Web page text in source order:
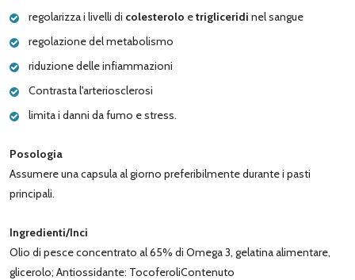
regolarizza i livelli di colesterolo etrigliceridi nel sangue
regolazione del metabolismo
riduzione delle infiammazioni
Contrasta l'arteriosclerosi
limita i danni da fumo e stress.
Posologia
Assumere una capsula al giorno preferibilmente durante i pasti
principali.
Ingredienti/Inci
Olio di pesce concentrato al 65% di Omega 3, gelatina alimentare,
glicerolo; Antiossidante: TocoferoliContenuto